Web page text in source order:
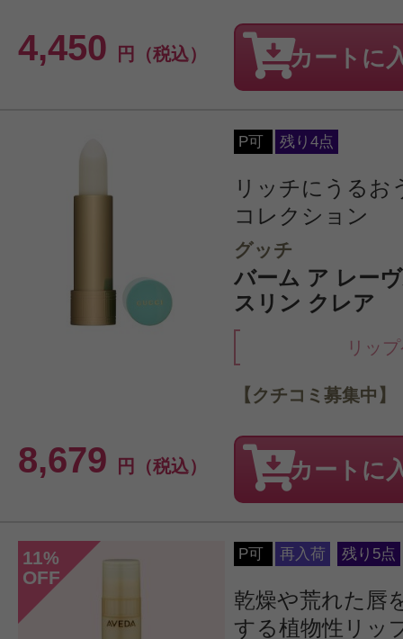
4,450 円（税込） カートに
P可 残り4点
リッチにうるお
コレクション
グッチ
バーム ア レー
スリン クレア
リッ
8,679 円（税込）
【クチコミ募集中】
カートに
11%
OFF
P可 再入荷 残り5点
乾燥や荒れた唇
する植物性リッ